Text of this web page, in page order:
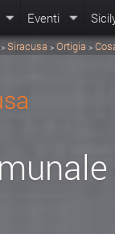
Eventi
> Siracusa > Ortigia >